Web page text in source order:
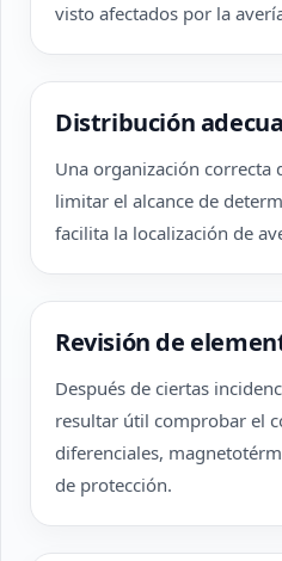
visto afectados por la
Distribución
Una organización correcta
limitar el alcance de
facilita la localización de
Revisión de
Después de ciertas
resultar útil comprobar el
diferenciales,
de protección.